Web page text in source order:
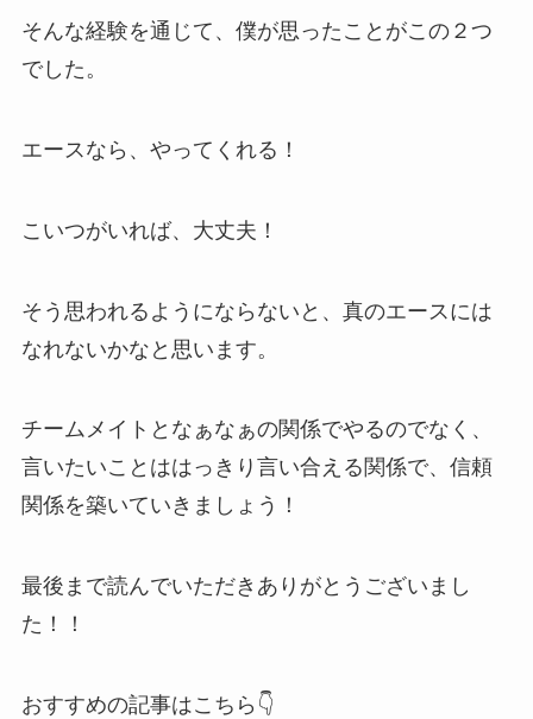
そんな経験を通じて、僕が思ったことがこの２つ
でした。
エースなら、やってくれる！
こいつがいれば、大丈夫！
そう思われるようにならないと、真のエースには
なれないかなと思います。
チームメイトとなぁなぁの関係でやるのでなく、
言いたいことははっきり言い合える関係で、信頼
関係を築いていきましょう！
最後まで読んでいただきありがとうございまし
た！！
おすすめの記事はこちら👇